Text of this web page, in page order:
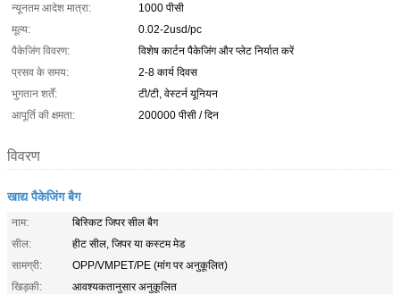
न्यूनतम आदेश मात्रा:
1000 पीसी
मूल्य:
0.02-2usd/pc
पैकेजिंग विवरण:
विशेष कार्टन पैकेजिंग और प्लेट निर्यात करें
प्रसव के समय:
2-8 कार्य दिवस
भुगतान शर्तें:
टी/टी, वेस्टर्न यूनियन
आपूर्ति की क्षमता:
200000 पीसी / दिन
विवरण
खाद्य पैकेजिंग बैग
नाम:
बिस्किट जिपर सील बैग
सील:
हीट सील, जिपर या कस्टम मेड
सामग्री:
OPP/VMPET/PE (मांग पर अनुकूलित)
खिड़की:
आवश्यकतानुसार अनुकूलित